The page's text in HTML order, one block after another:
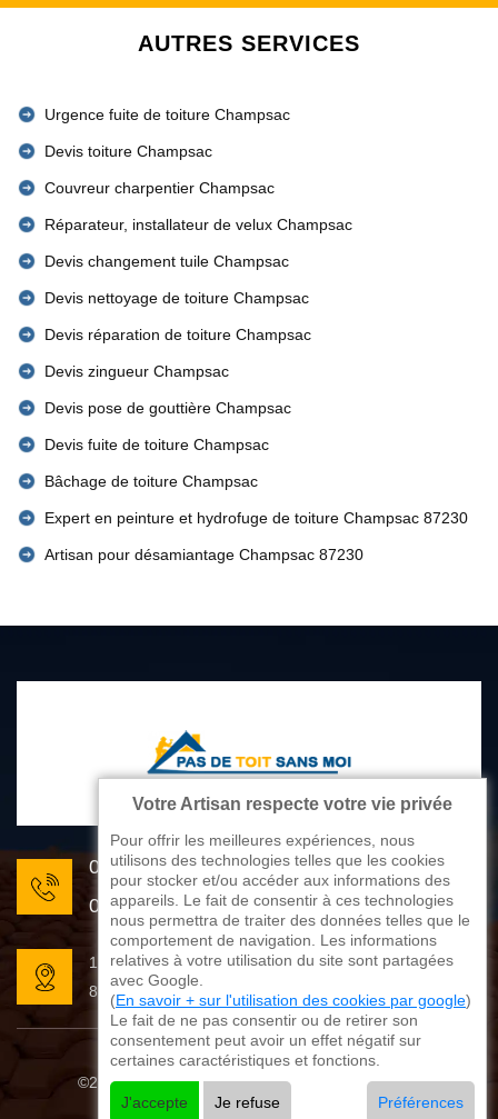
AUTRES SERVICES
Urgence fuite de toiture Champsac
Devis toiture Champsac
Couvreur charpentier Champsac
Réparateur, installateur de velux Champsac
Devis changement tuile Champsac
Devis nettoyage de toiture Champsac
Devis réparation de toiture Champsac
Devis zingueur Champsac
Devis pose de gouttière Champsac
Devis fuite de toiture Champsac
Bâchage de toiture Champsac
Expert en peinture et hydrofuge de toiture Champsac 87230
Artisan pour désamiantage Champsac 87230
05 33 06 22 81
07 80 33 28 62
176 avenue de Limoges
87270 Couzeix
©2025 - 2026 Tout droit réservé Mentions légales
Votre Artisan respecte votre vie privée
Pour offrir les meilleures expériences, nous
utilisons des technologies telles que les cookies
pour stocker et/ou accéder aux informations des
appareils. Le fait de consentir à ces technologies
nous permettra de traiter des données telles que le
comportement de navigation. Les informations
relatives à votre utilisation du site sont partagées
avec Google.
(En savoir + sur l'utilisation des cookies par google)
Le fait de ne pas consentir ou de retirer son
consentement peut avoir un effet négatif sur
certaines caractéristiques et fonctions.
J'accepte Je refuse Préférences